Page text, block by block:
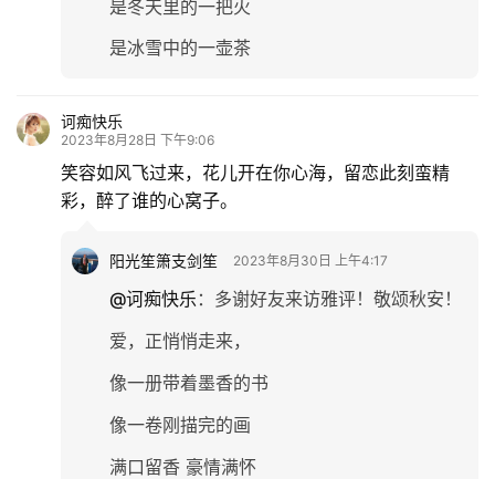
是冬天里的一把火
是冰雪中的一壶茶
诃痴快乐
2023年8月28日 下午9:06
笑容如风飞过来，花儿开在你心海，留恋此刻蛮精
彩，醉了谁的心窝子。
阳光笙箫支剑笙 2023年8月30日 上午4:17
@诃痴快乐 ： 多谢好友来访雅评！敬颂秋安！
爱，正悄悄走来，
像一册带着墨香的书
像一卷刚描完的画
满口留香 豪情满怀